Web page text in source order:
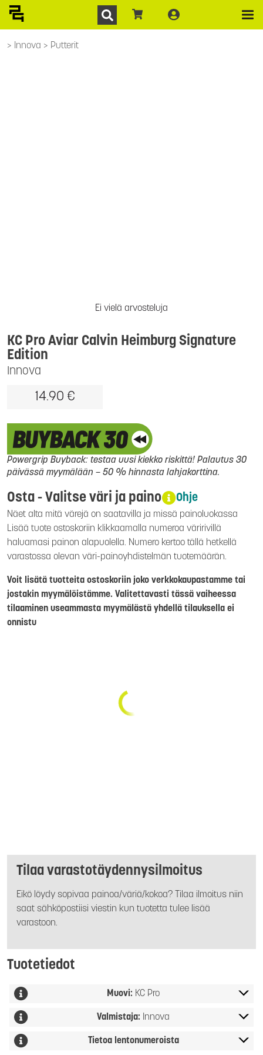
Innova Putterit
Ei vielä arvosteluja
Innova
KC Pro Aviar Calvin Heimburg Signature
Edition
14.90 €
Powergrip Buyback: testaa uusi kiekko riskittä! Palautus 30
päivässä myymälään – 50 % hinnasta lahjakorttina.
Osta - Valitse väri ja paino Ohje
Näet alta mitä värejä on saatavilla ja missä painoluokassa
Lisää tuote ostoskoriin klikkaamalla numeroa väririvillä
haluamasi painon alapuolella. Numero kertoo tällä hetkellä
varastossa olevan väri-painoyhdistelmän tuotemäärän.
Voit lisätä tuotteita ostoskoriin joko verkkokaupastamme tai
jostakin myymälöistämme. Valitettavasti tässä vaiheessa
tilaaminen useammasta myymälästä yhdellä tilauksella ei
onnistu
Tilaa varastotäydennysilmoitus
Eikö löydy sopivaa painoa/väriä/kokoa? Tilaa ilmoitus niin
saat sähköpostiisi viestin kun tuotetta tulee lisää
varastoon.
Tuotetiedot
Muovi: KC Pro
Valmistaja: Innova
Tietoa lentonumeroista